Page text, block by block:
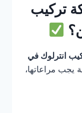
تركيب
انترلوك في
يجب مراعاتها،